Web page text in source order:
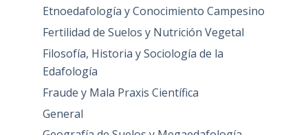
Etnoedafología y Conocimiento Campesino
Fertilidad de Suelos y Nutrición Vegetal
Filosofía, Historia y Sociología de la
Edafología
Fraude y Mala Praxis Científica
General